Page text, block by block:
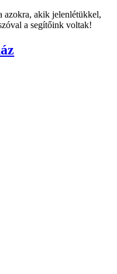
azokra, akik jelenlétükkel,
a segítőink voltak!